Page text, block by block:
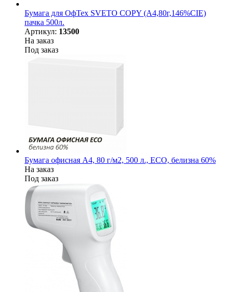
Бумага для ОфТех SVETO COPY (А4,80г,146%CIE)
пачка 500л.
Артикул: 13500
На заказ
Под заказ
Бумага офисная А4, 80 г/м2, 500 л., ECO, белизна 60%
На заказ
Под заказ